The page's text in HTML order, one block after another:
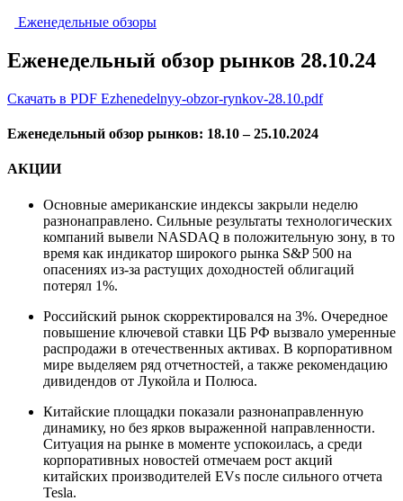
Еженедельные обзоры
Еженедельный обзор рынков 28.10.24
Скачать в PDF Ezhenedelnyy-obzor-rynkov-28.10.pdf
Еженедельный обзор рынков: 18.10 – 25.10.2024
АКЦИИ
Основные американские индексы закрыли неделю
разнонаправлено. Сильные результаты технологических
компаний вывели NASDAQ в положительную зону, в то
время как индикатор широкого рынка S&P 500 на
опасениях из-за растущих доходностей облигаций
потерял 1%.
Российский рынок скорректировался на 3%. Очередное
повышение ключевой ставки ЦБ РФ вызвало умеренные
распродажи в отечественных активах. В корпоративном
мире выделяем ряд отчетностей, а также рекомендацию
дивидендов от Лукойла и Полюса.
Китайские площадки показали разнонаправленную
динамику, но без ярков выраженной направленности.
Ситуация на рынке в моменте успокоилась, а среди
корпоративных новостей отмечаем рост акций
китайских производителей EVs после сильного отчета
Tesla.